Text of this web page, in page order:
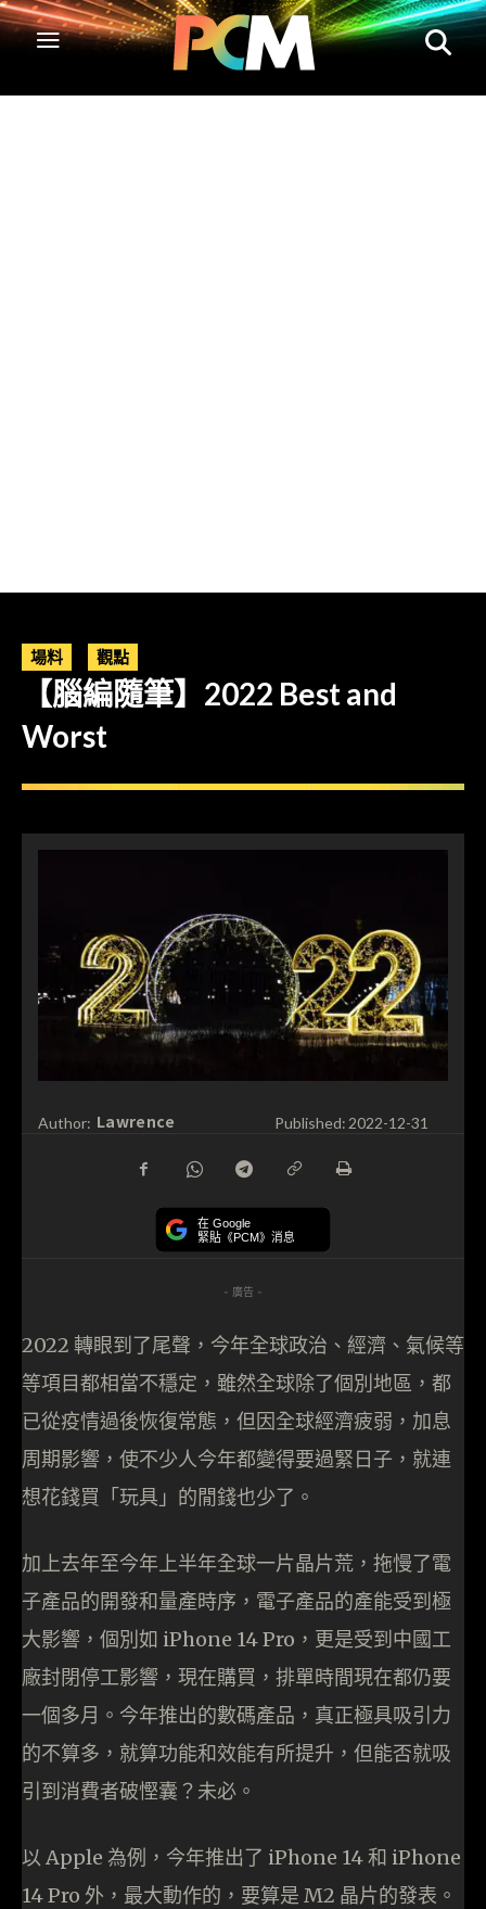
場料 觀點
【腦編隨筆】2022 Best and
Worst
Author: Lawrence Published: 2022-12-31
在 Google
緊貼《PCM》消息
- 廣告 -
2022 轉眼到了尾聲，今年全球政治、經濟、氣候等
等項目都相當不穩定，雖然全球除了個別地區，都
已從疫情過後恢復常態，但因全球經濟疲弱，加息
周期影響，使不少人今年都變得要過緊日子，就連
想花錢買「玩具」的閒錢也少了。
加上去年至今年上半年全球一片晶片荒，拖慢了電
子產品的開發和量產時序，電子產品的產能受到極
大影響，個別如 iPhone 14 Pro，更是受到中國工
廠封閉停工影響，現在購買，排單時間現在都仍要
一個多月。今年推出的數碼產品，真正極具吸引力
的不算多，就算功能和效能有所提升，但能否就吸
引到消費者破慳囊？未必。
以 Apple 為例，今年推出了 iPhone 14 和 iPhone
14 Pro 外，最大動作的，要算是 M2 晶片的發表。